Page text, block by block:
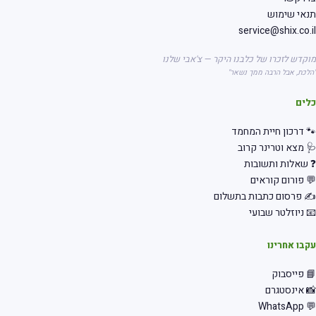
שימוש
לזכרו של כלבנו היקר — צ'אבי שלנו
אבל הרבה ממך נשאר"
דרכון חיית המחמד
מצא וטרינר קרוב
שאלות ותשובות
פורום קוראים
פרסום כתבות בתשלום
ניוזלטר שבועי
אחרינו
פייסבוק
אינסטגרם
💬